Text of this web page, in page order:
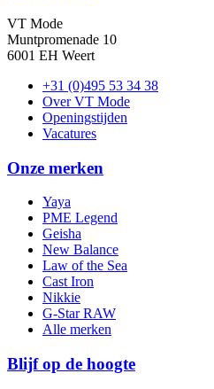
VT Mode
Muntpromenade 10
6001 EH Weert
+31 (0)495 53 34 38
Over VT Mode
Openingstijden
Vacatures
Onze merken
Yaya
PME Legend
Geisha
New Balance
Law of the Sea
Cast Iron
Nikkie
G-Star RAW
Alle merken
Blijf op de hoogte